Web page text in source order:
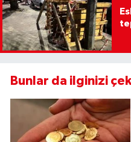
Bunlar da ilginizi